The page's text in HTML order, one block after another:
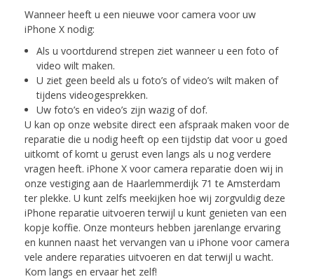
Wanneer heeft u een nieuwe voor camera voor uw
iPhone X nodig:
Als u voortdurend strepen ziet wanneer u een foto of
video wilt maken.
U ziet geen beeld als u foto’s of video’s wilt maken of
tijdens videogesprekken.
Uw foto’s en video’s zijn wazig of dof.
U kan op onze website direct een afspraak maken voor de
reparatie die u nodig heeft op een tijdstip dat voor u goed
uitkomt of komt u gerust even langs als u nog verdere
vragen heeft. iPhone X voor camera reparatie doen wij in
onze vestiging aan de Haarlemmerdijk 71 te Amsterdam
ter plekke. U kunt zelfs meekijken hoe wij zorgvuldig deze
iPhone reparatie uitvoeren terwijl u kunt genieten van een
kopje koffie. Onze monteurs hebben jarenlange ervaring
en kunnen naast het vervangen van u iPhone voor camera
vele andere reparaties uitvoeren en dat terwijl u wacht.
Kom langs en ervaar het zelf!